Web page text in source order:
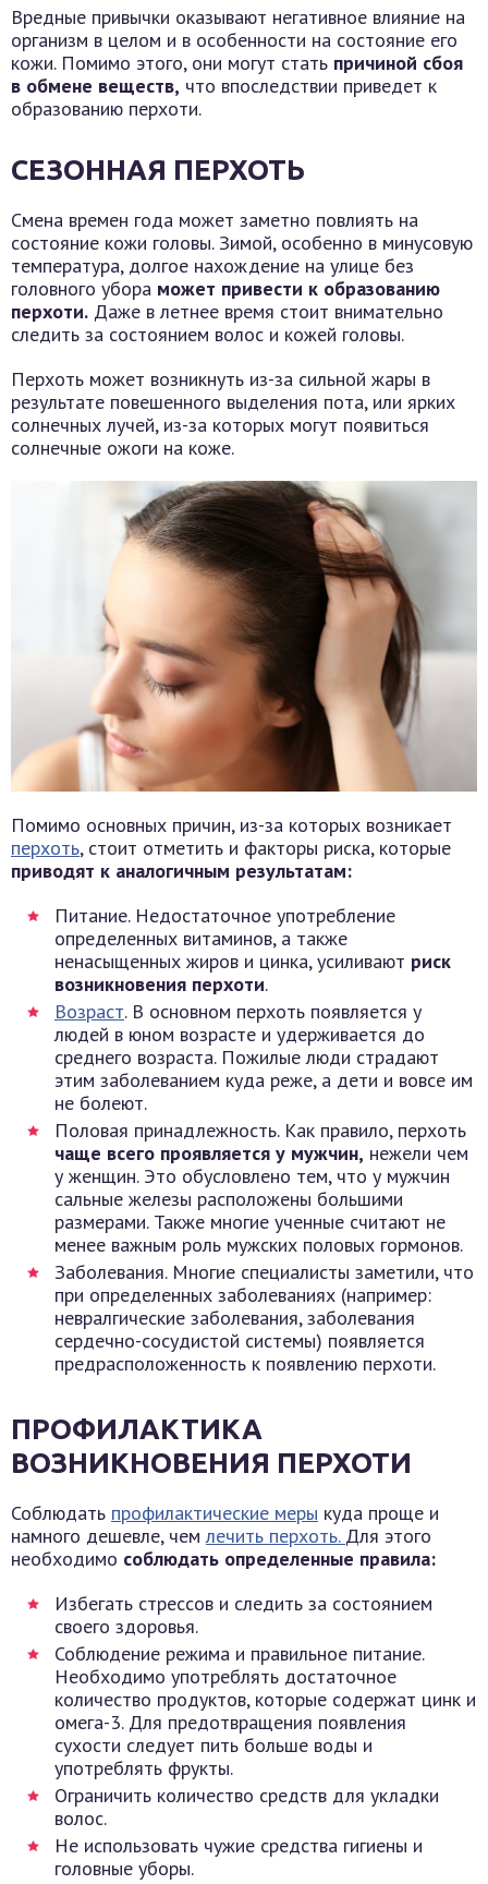
Вредные привычки оказывают негативное влияние на
организм в целом и в особенности на состояние его
кожи. Помимо этого, они могут стать причиной сбоя
в обмене веществ, что впоследствии приведет к
образованию перхоти.
СЕЗОННАЯ ПЕРХОТЬ
Смена времен года может заметно повлиять на
состояние кожи головы. Зимой, особенно в минусовую
температура, долгое нахождение на улице без
головного убора может привести к образованию
перхоти. Даже в летнее время стоит внимательно
следить за состоянием волос и кожей головы.
Перхоть может возникнуть из-за сильной жары в
результате повешенного выделения пота, или ярких
солнечных лучей, из-за которых могут появиться
солнечные ожоги на коже.
Помимо основных причин, из-за которых возникает
перхоть, стоит отметить и факторы риска, которые
приводят к аналогичным результатам:
Питание. Недостаточное употребление
определенных витаминов, а также
ненасыщенных жиров и цинка, усиливают риск
возникновения перхоти.
Возраст. В основном перхоть появляется у
людей в юном возрасте и удерживается до
среднего возраста. Пожилые люди страдают
этим заболеванием куда реже, а дети и вовсе им
не болеют.
Половая принадлежность. Как правило, перхоть
чаще всего проявляется у мужчин, нежели чем
у женщин. Это обусловлено тем, что у мужчин
сальные железы расположены большими
размерами. Также многие ученные считают не
менее важным роль мужских половых гормонов.
Заболевания. Многие специалисты заметили, что
при определенных заболеваниях (например:
невралгические заболевания, заболевания
сердечно-сосудистой системы) появляется
предрасположенность к появлению перхоти.
ПРОФИЛАКТИКА
ВОЗНИКНОВЕНИЯ ПЕРХОТИ
Соблюдать профилактические меры куда проще и
намного дешевле, чемлечить перхоть. Для этого
необходимо соблюдать определенные правила:
Избегать стрессов и следить за состоянием
своего здоровья.
Соблюдение режима и правильное питание.
Необходимо употреблять достаточное
количество продуктов, которые содержат цинк и
омега-3. Для предотвращения появления
сухости следует пить больше воды и
употреблять фрукты.
Ограничить количество средств для укладки
волос.
Не использовать чужие средства гигиены и
головные уборы.